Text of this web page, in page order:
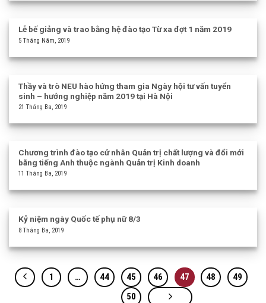
Lễ bế giảng và trao bằng hệ đào tạo Từ xa đợt 1 năm 2019
5 Tháng Năm, 2019
Thầy và trò NEU hào hứng tham gia Ngày hội tư vấn tuyển
sinh – hướng nghiệp năm 2019 tại Hà Nội
21 Tháng Ba, 2019
Chương trình đào tạo cử nhân Quản trị chất lượng và đổi mới
bằng tiếng Anh thuộc ngành Quản trị Kinh doanh
11 Tháng Ba, 2019
Kỷ niệm ngày Quốc tế phụ nữ 8/3
8 Tháng Ba, 2019
1 … 44 45 46 47 48
49
50